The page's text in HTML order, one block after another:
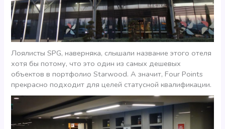
Лоялисты SPG, наверняка, слышали название этого отеля
хотя бы потому, что это один из самых дешевых
объектов в портфолио Starwood. А значит, Four Points
прекрасно подходит для целей статусной квалификации.